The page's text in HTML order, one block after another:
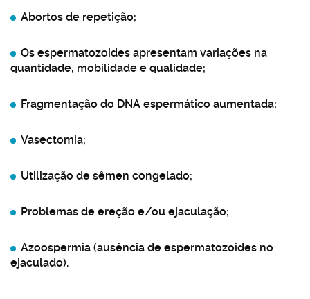
Abortos de repetição;
Os espermatozoides apresentam variações na
quantidade, mobilidade e qualidade;
Fragmentação do DNA espermático aumentada;
Vasectomia;
Utilização de sêmen congelado;
Problemas de ereção e/ou ejaculação;
Azoospermia (ausência de espermatozoides no
ejaculado).